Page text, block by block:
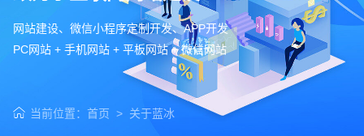
网站建设、微信小程序定制开发、APP开发
PC网站 + 手机网站 + 平板网站 + 微信网站
当前位置： 首页 > 关于蓝冰